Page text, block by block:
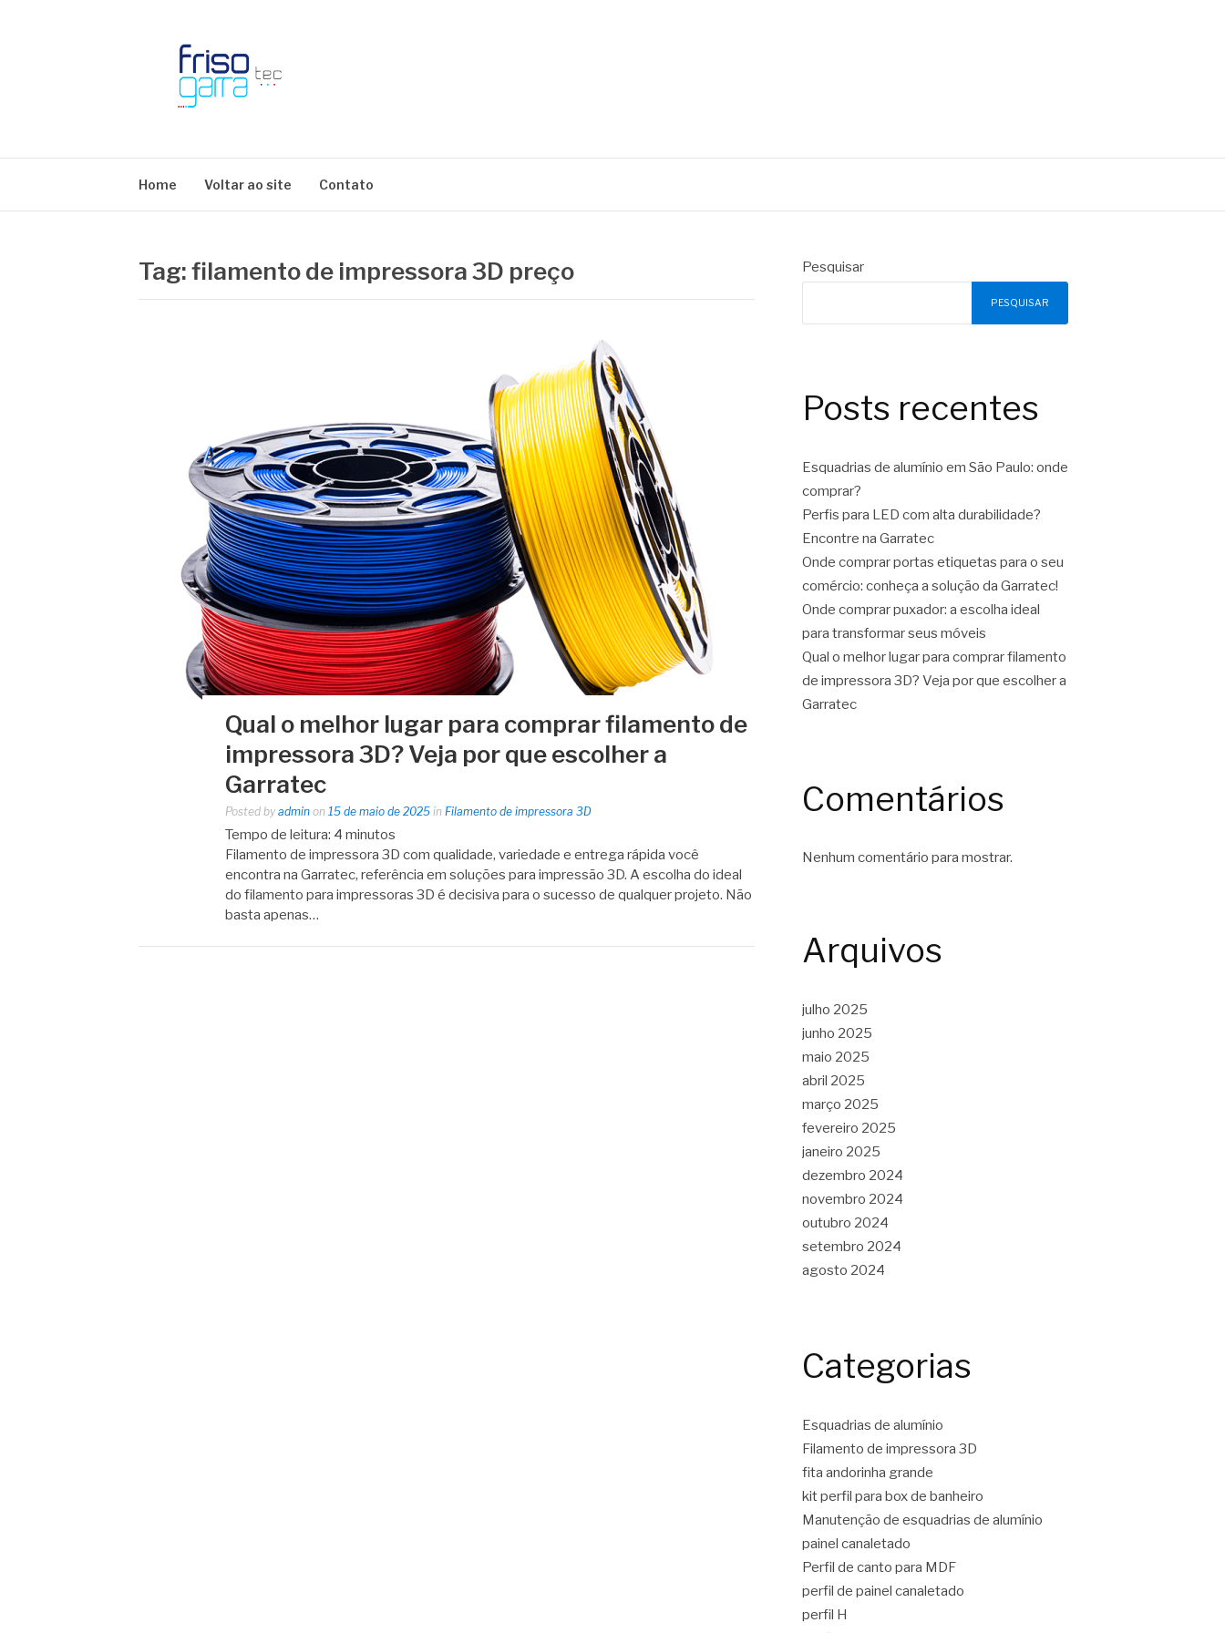
Home Voltar ao site Contato
Tag:filamento de impressora 3D preço
Qual o melhor lugar para comprar filamento de
impressora 3D? Veja por que escolher a
Garratec
Posted by admin on 15 de maio de 2025 in Filamento de impressora 3D
Tempo de leitura: 4 minutos
Filamento de impressora 3D com qualidade, variedade e entrega rápida você
encontra na Garratec, referência em soluções para impressão 3D. A escolha do ideal
do filamento para impressoras 3D é decisiva para o sucesso de qualquer projeto. Não
basta apenas…
Pesquisar
PESQUISAR
Posts recentes
Esquadrias de alumínio em São Paulo: onde
comprar?
Perfis para LED com alta durabilidade?
Encontre na Garratec
Onde comprar portas etiquetas para o seu
comércio: conheça a solução da Garratec!
Onde comprar puxador: a escolha ideal
para transformar seus móveis
Qual o melhor lugar para comprar filamento
de impressora 3D? Veja por que escolher a
Garratec
Comentários
Nenhum comentário para mostrar.
Arquivos
julho 2025
junho 2025
maio 2025
abril 2025
março 2025
fevereiro 2025
janeiro 2025
dezembro 2024
novembro 2024
outubro 2024
setembro 2024
agosto 2024
Categorias
Esquadrias de alumínio
Filamento de impressora 3D
fita andorinha grande
kit perfil para box de banheiro
Manutenção de esquadrias de alumínio
painel canaletado
Perfil de canto para MDF
perfil de painel canaletado
perfil H